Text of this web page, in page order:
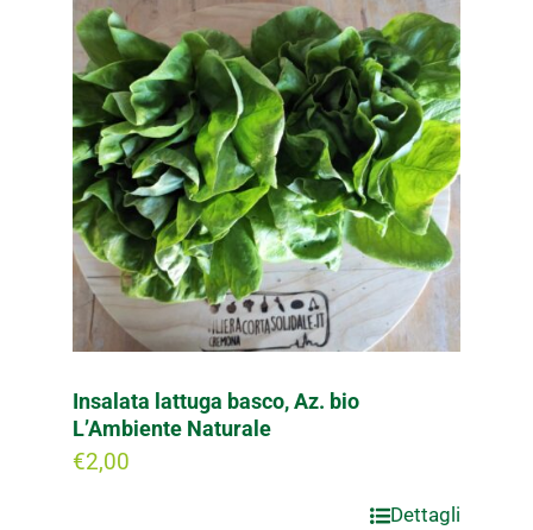
Insalata lattuga basco, Az. bio
L’Ambiente Naturale
€2,00
Dettagli